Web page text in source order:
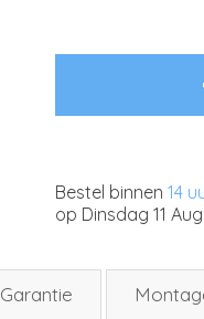
Bestel binnen 14
op Dinsdag 11
Garantie